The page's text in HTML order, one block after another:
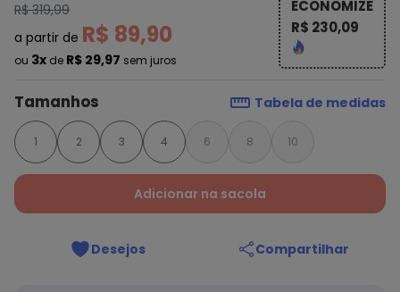
R$ 319,99
a partir de R$ 89,90
ou 3x de R$ 29,97 sem juros
ECONOMIZE
R$ 230,09
Tamanhos Tabela de medidas
1 2 3 4 6 8 10
Adicionar na sacola
Desejos Compartilhar